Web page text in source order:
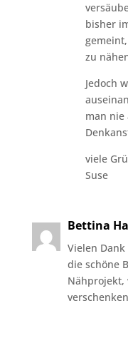
bisher
zu
Jedoch
man nie
viele
Suse
Bettina
Vielen
die schöne
Nähprojekt,